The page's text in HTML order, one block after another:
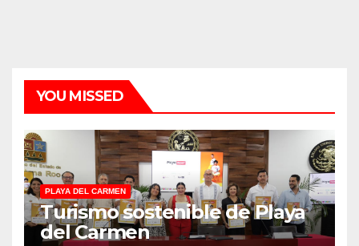
YOU MISSED
PLAYA DEL CARMEN
Turismo sostenible de Playa
del Carmen